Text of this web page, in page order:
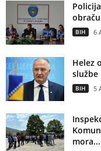
BIH 6
Helez
BIH 5
mora...